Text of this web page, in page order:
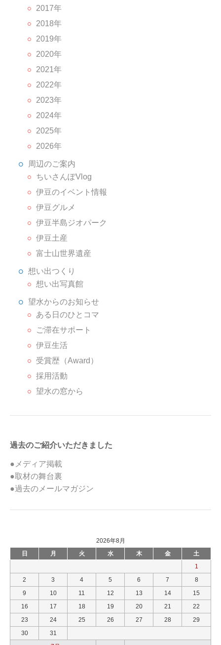
2017年
2018年
2019年
2020年
2021年
2022年
2023年
2024年
2025年
2026年
周辺のご案内
ちいさんぽVlog
伊豆のイベント情報
伊豆グルメ
伊豆半島ジオパーク
伊豆土産
富士山世界遺産
想い出つくり
想い出写真館
望水からのお知らせ
ある日のひとコマ
ご滞在サポート
伊豆生活
受賞歴（Award）
採用活動
望水の窓から
過去のご紹介いただきました
●メディア掲載
●取材の舞台裏
●過去のメールマガジン
2026年8月
日
月 火 水 木 金 土
1
2
3 4 5 6 7
8
9
10 11 12 13 14
15
16
17 18 19 20 21
22
23
24 25 26 27 28
29
30
31